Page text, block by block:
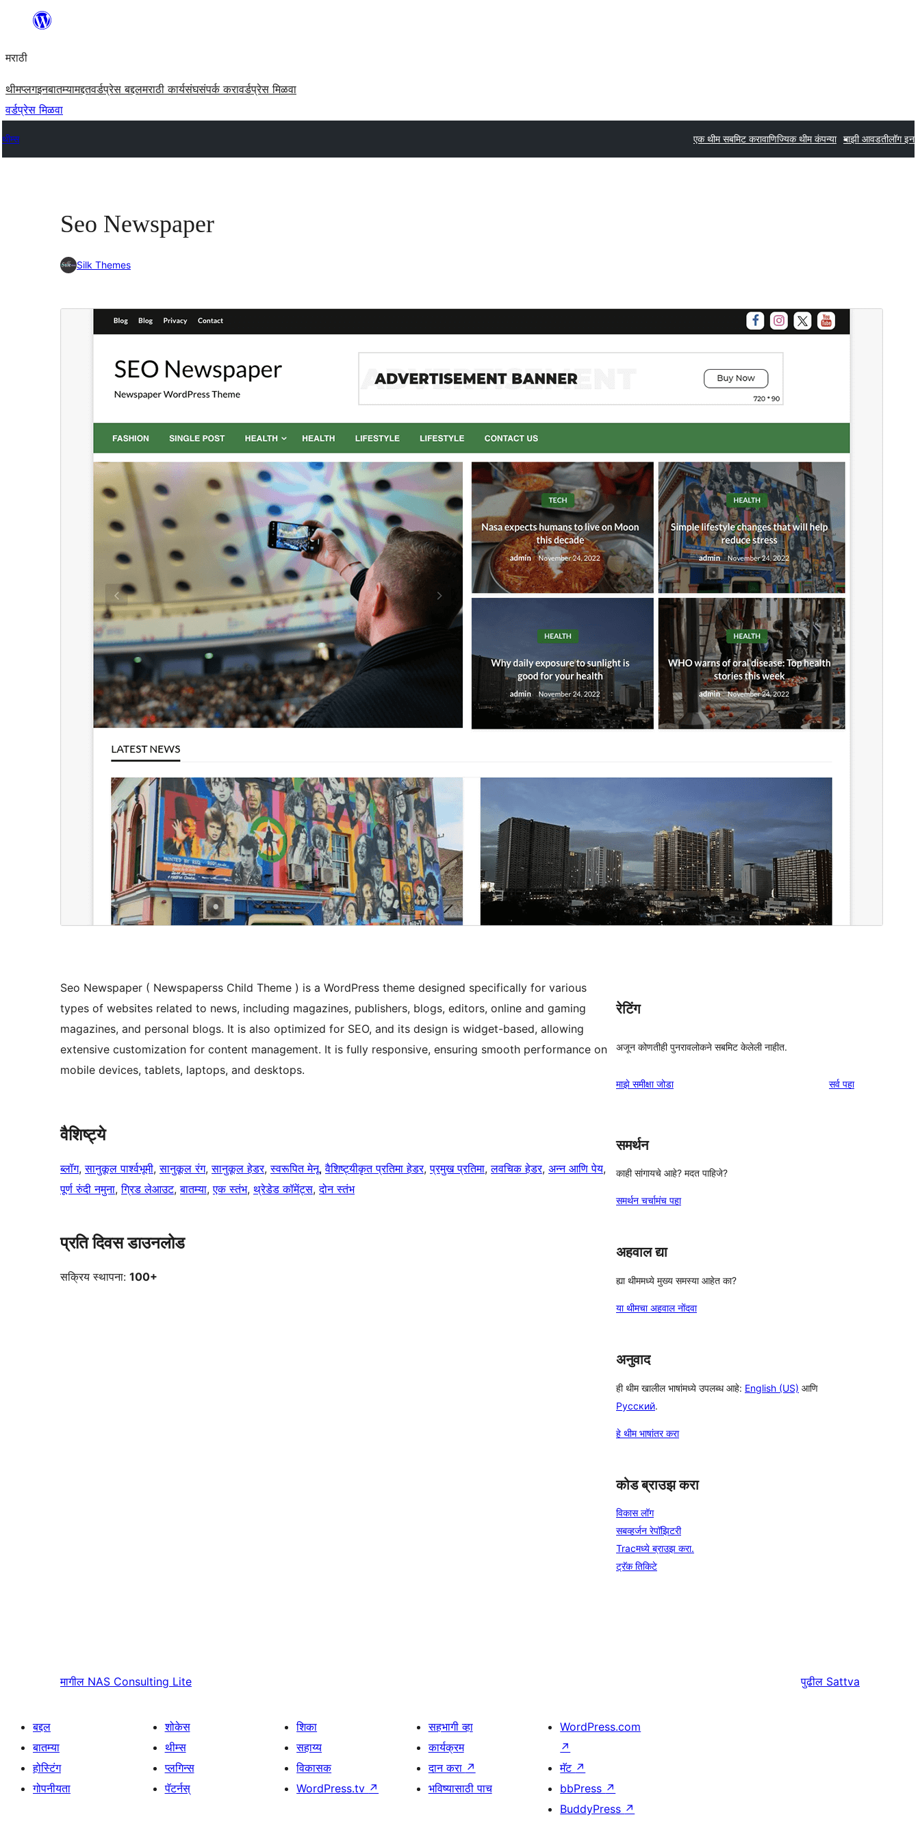
सामुग्रीवर
मराठी
थीमप्लगइनबातम्यामद्दतवर्डप्रेस बद्दलमराठी कार्यसंघसंपर्क करावर्डप्रेस मिळवा
वर्डप्रेस मिळवा
थीम्स एक थीम सबमिट करावाणिज्यिक थीम कंपन्या माझी आवडतीलॉग इन
Seo Newspaper
Silk Themes
आवृत्ती
शेवटचे अद्यतन
मे 17, 2026
वर्डप्रेस आवृत्ती
4.7
PHP आवृत्ती
Seo Newspaper ( Newspaperss Child Theme ) is a WordPress theme designed specifically for various
types of websites related to news, including magazines, publishers, blogs, editors, online and gaming
magazines, and personal blogs. It is also optimized for SEO, and its design is widget-based, allowing
extensive customization for content management. It is fully responsive, ensuring smooth performance on
mobile devices, tablets, laptops, and desktops.
वैशिष्ट्ये
ब्लॉग, सानुकूल पार्श्वभूमी, सानुकूल रंग, सानुकूल हेडर, स्वरूपित मेनू, वैशिष्ट्यीकृत प्रतिमा हेडर, प्रमुख प्रतिमा, लवचिक हेडर, अन्न आणि पेय
पूर्ण रुंदी नमुना, ग्रिड लेआउट, बातम्या, एक स्तंभ, थ्रेडेड कॉमेंट्स, दोन स्तंभ
प्रति दिवस डाउनलोड
सक्रिय स्थापना: 100+
रेटिंग
अजून कोणतीही पुनरावलोकने सबमिट केलेली नाहीत.
माझे समीक्षा जोडा सर्वपुनरावलोकने
पहा
समर्थन
काही सांगायचे आहे? मदत पाहिजे?
समर्थन चर्चामंच पहा
अहवाल द्या
ह्या थीममध्ये मुख्य समस्या आहेत का?
या थीमचा अहवाल नोंदवा
अनुवाद
ही थीम खालील भाषांमध्ये उपलब्ध आहे: English (US) आणि
Русский.
हे थीम भाषांतर करा
कोड ब्राउझ करा
विकास लॉग
सबव्हर्जन रेपॉझिटरी
Tracमध्ये ब्राउझ करा.
ट्रॅक तिकिटे
मागील NAS Consulting Lite पुढील Sattva
बद्दल
बातम्या
होस्टिंग
गोपनीयता
शोकेस
थीम्स
प्लगिन्स
पॅटर्नस्
शिका
सहाय्य
विकासक
WordPress.tv ↗
सहभागी व्हा
कार्यक्रम
दान करा ↗
भविष्यासाठी पाच
WordPress.com
↗
मॅट ↗
bbPress ↗
BuddyPress ↗